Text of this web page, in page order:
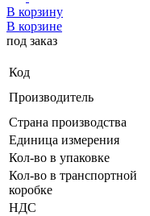
В корзину
В корзине
под заказ
Код
Производитель
Страна производства
Единица измерения
Кол-во в упаковке
Кол-во в транспортной
коробке
НДС